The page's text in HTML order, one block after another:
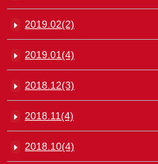
2019.02(2)
2019.01(4)
2018.12(3)
2018.11(4)
2018.10(4)